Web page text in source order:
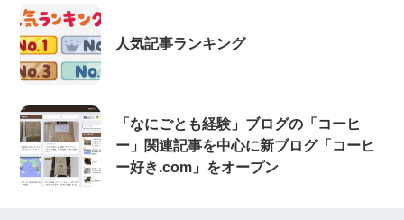
人気記事ランキング
「なにごとも経験」ブログの「コーヒ
ー」関連記事を中心に新ブログ「コーヒ
ー好き.com」をオープン